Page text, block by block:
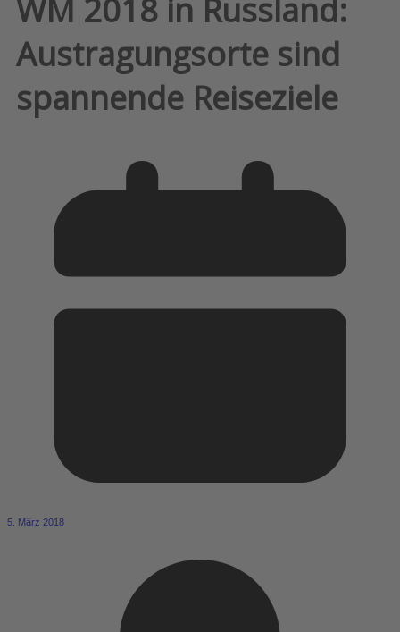
WM 2018 in Russland:
Austragungsorte sind
spannende Reiseziele
5. März 2018